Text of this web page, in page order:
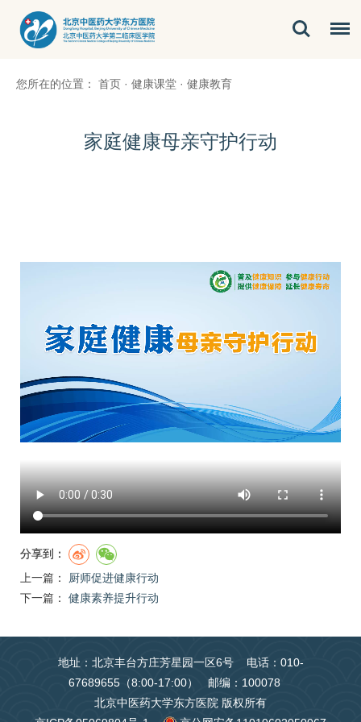
您所在的位置： 首页 · 健康课堂 · 健康教育
家庭健康母亲守护行动
分享到：
上一篇：
厨师促进健康行动
下一篇：
健康素养提升行动
地址：北京丰台方庄芳星园一区6号 电话：010-
67689655（8:00-17:00） 邮编：100078
北京中医药大学东方医院 版权所有